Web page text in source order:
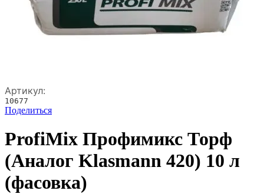
Артикул:
10677
Поделиться
ProfiMix Профимикс Торф
(Аналог Klasmann 420) 10 л
(фасовка)